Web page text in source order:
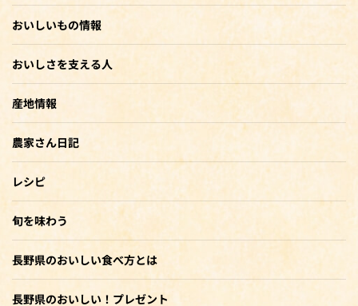
おいしいもの情報
おいしさを支える人
産地情報
農家さん日記
レシピ
旬を味わう
長野県のおいしい食べ方とは
長野県のおいしい！プレゼント